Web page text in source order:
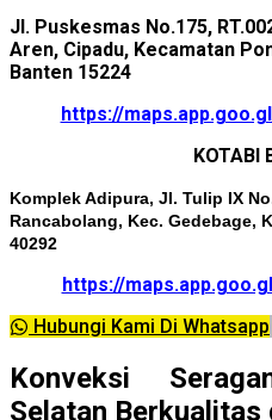
Jl. Puskesmas No.175,
Aren, Cipadu, Kecamatan
Banten 15224
https://
KOTABI
Komplek Adipura, Jl. Tulip IX
Rancabolang, Kec. Gedebage,
40292
https://
Hubungi Kami Di Whatsapp
Konveksi
Selatan Berkualitas